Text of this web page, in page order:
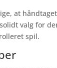
at
valg for
spil.